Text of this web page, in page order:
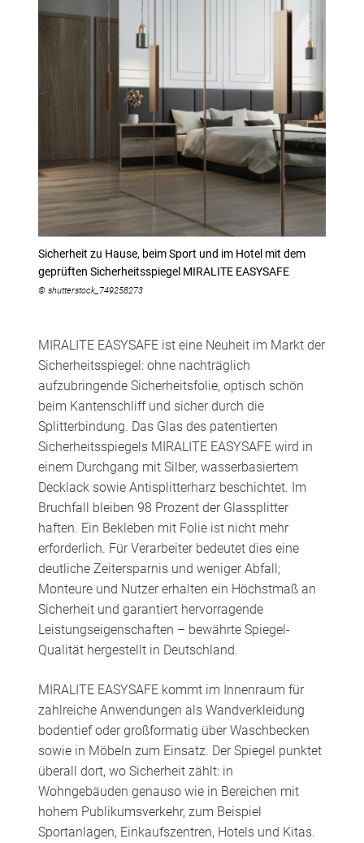
Sicherheit zu Hause, beim Sport und im Hotel mit dem
geprüften Sicherheitsspiegel MIRALITE EASYSAFE
© shutterstock_749258273
MIRALITE EASYSAFE ist eine Neuheit im Markt der
Sicherheitsspiegel: ohne nachträglich
aufzubringende Sicherheitsfolie, optisch schön
beim Kantenschliff und sicher durch die
Splitterbindung. Das Glas des patentierten
Sicherheitsspiegels MIRALITE EASYSAFE wird in
einem Durchgang mit Silber, wasserbasiertem
Decklack sowie Antisplitterharz beschichtet. Im
Bruchfall bleiben 98 Prozent der Glassplitter
haften. Ein Bekleben mit Folie ist nicht mehr
erforderlich. Für Verarbeiter bedeutet dies eine
deutliche Zeitersparnis und weniger Abfall;
Monteure und Nutzer erhalten ein Höchstmaß an
Sicherheit und garantiert hervorragende
Leistungseigenschaften – bewährte Spiegel-
Qualität hergestellt in Deutschland.
MIRALITE EASYSAFE kommt im Innenraum für
zahlreiche Anwendungen als Wandverkleidung
bodentief oder großformatig über Waschbecken
sowie in Möbeln zum Einsatz. Der Spiegel punktet
überall dort, wo Sicherheit zählt: in
Wohngebäuden genauso wie in Bereichen mit
hohem Publikumsverkehr, zum Beispiel
Sportanlagen, Einkaufszentren, Hotels und Kitas.